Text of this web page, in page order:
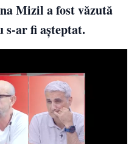
Mizil a fost văzută
ar fi așteptat.